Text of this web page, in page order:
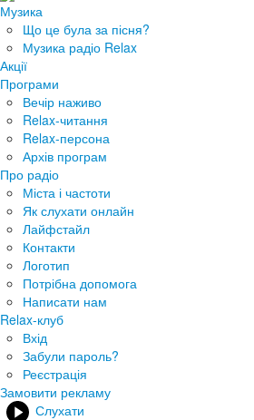
Музика
Що це була за пісня?
Музика радіо Relax
Акції
Програми
Вечір наживо
Relax-читання
Relax-персона
Архів програм
Про радіо
Міста і частоти
Як слухати онлайн
Лайфстайл
Контакти
Логотип
Потрібна допомога
Написати нам
Relax-клуб
Вхід
Забули пароль?
Реєстрація
Замовити рекламу
Слухати